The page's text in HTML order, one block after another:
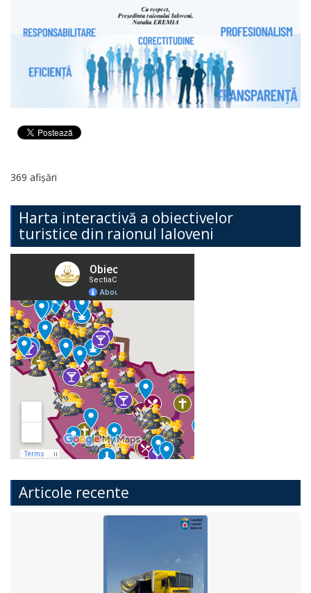
369 afișări
Harta interactivă a obiectivelor
turistice din raionul Ialoveni
Articole recente